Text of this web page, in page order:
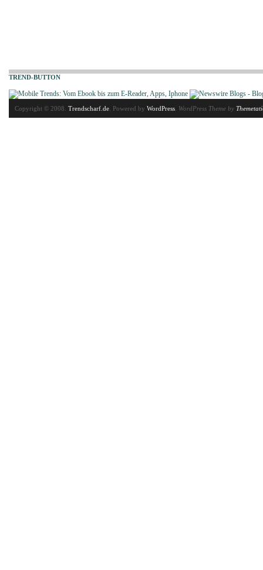
TREND-BUTTON
Copyright © 2008. Trendscharf.de . Powered by WordPress WordPress Theme by